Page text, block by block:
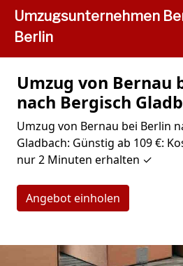
Umzugsunternehmen
Berlin
Umzug von Bernau
nach Bergisch
Umzug von Bernau bei Berlin
Gladbach: Günstig ab 109 €:
nur 2 Minuten erhalten ✓
Angebot einholen